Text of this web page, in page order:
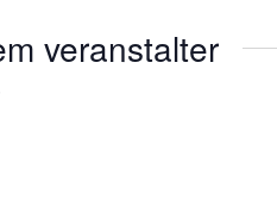
veranstalter